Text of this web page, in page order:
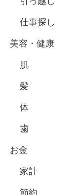
仕事探し
美容・健康
肌
髪
体
歯
お金
家計
節約